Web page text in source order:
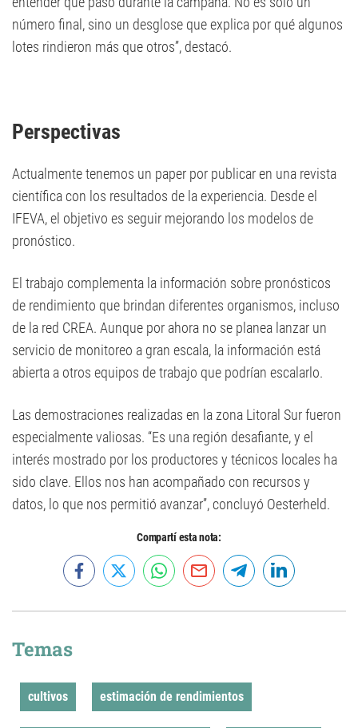
número final, sino un desglose que explica por qué algunos
lotes rindieron más que otros”, destacó.
Perspectivas
Actualmente tenemos un paper por publicar en una revista
científica con los resultados de la experiencia. Desde el
IFEVA, el objetivo es seguir mejorando los modelos de
pronóstico.
El trabajo complementa la información sobre pronósticos
de rendimiento que brindan diferentes organismos, incluso
de la red CREA. Aunque por ahora no se planea lanzar un
servicio de monitoreo a gran escala, la información está
abierta a otros equipos de trabajo que podrían escalarlo.
Las demostraciones realizadas en la zona Litoral Sur fueron
especialmente valiosas. “Es una región desafiante, y el
interés mostrado por los productores y técnicos locales ha
sido clave. Ellos nos han acompañado con recursos y
datos, lo que nos permitió avanzar”, concluyó Oesterheld.
Compartí esta nota:
Temas
cultivos estimación de rendimientos